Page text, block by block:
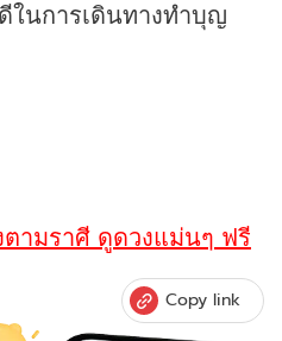
ดีในการเดินทางทำบุญ
ามราศี ดูดวงแม่นๆ ฟรี
Copy link